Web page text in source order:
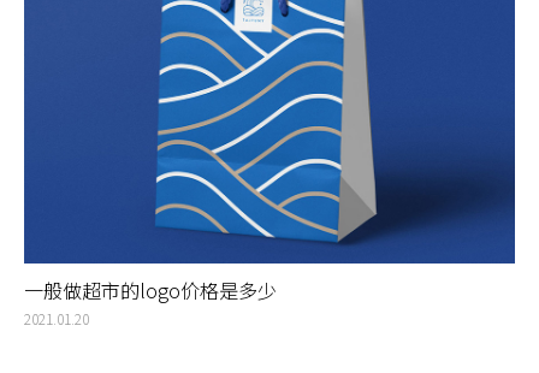
一般做超市的logo价格是多少
2021.01.20